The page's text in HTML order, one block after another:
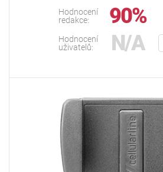
Hodnocení
redakce:
90%
Hodnocení
uživatelů:
N/A